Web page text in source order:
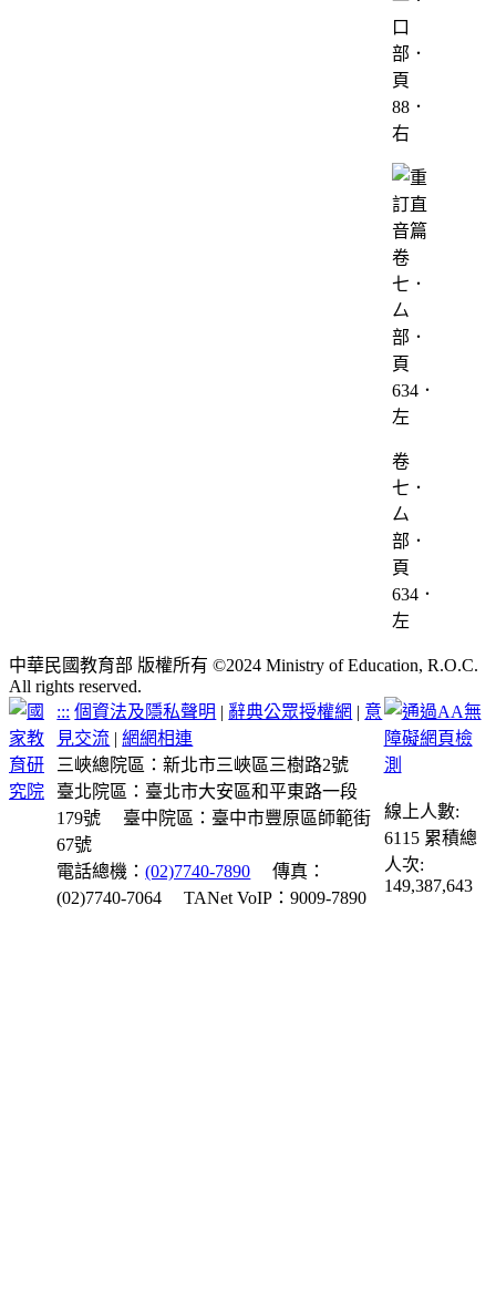
口
部．
頁
88．
右
卷
七．
厶
部．
頁
634．
左
中華民國教育部 版權所有 ©2024 Ministry of Education, R.O.C.
All rights reserved.
::: 個資法及隱私聲明 | 辭典公眾授權網 | 意
見交流 |網網相連
三峽總院區：新北市三峽區三樹路2號
臺北院區：臺北市大安區和平東路一段
179號
臺中院區：臺中市豐原區師範街
67號
電話總機：(02)7740-7890
傳真：
(02)7740-7064
TANet VoIP：9009-7890
線上人數:
6115 累積總
人次:
149,387,643